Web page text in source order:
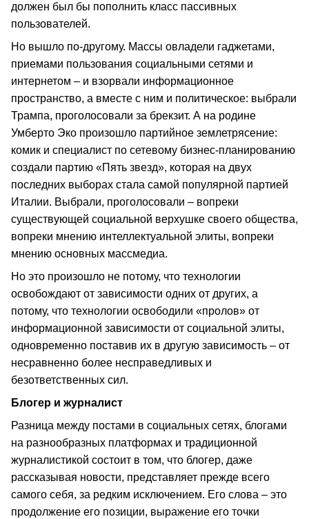
должен был бы пополнить класс пассивных
пользователей.
Но вышло по-другому. Массы овладели гаджетами,
приемами пользования социальными сетями и
интернетом – и взорвали информационное
пространство, а вместе с ним и политическое: выбрали
Трампа, проголосовали за брекзит. А на родине
Умберто Эко произошло партийное землетрясение:
комик и специалист по сетевому бизнес-планированию
создали партию «Пять звезд», которая на двух
последних выборах стала самой популярной партией
Италии. Выбрали, проголосовали – вопреки
существующей социальной верхушке своего общества,
вопреки мнению интеллектуальной элиты, вопреки
мнению основных массмедиа.
Но это произошло не потому, что технологии
освобождают от зависимости одних от других, а
потому, что технологии освободили «пролов» от
информационной зависимости от социальной элиты,
одновременно поставив их в другую зависимость – от
несравненно более несправедливых и
безответственных сил.
Блогер и журналист
Разница между постами в социальных сетях, блогами
на разнообразных платформах и традиционной
журналистикой состоит в том, что блогер, даже
рассказывая новости, представляет прежде всего
самого себя, за редким исключением. Его слова – это
продолжение его позиции, выражение его точки